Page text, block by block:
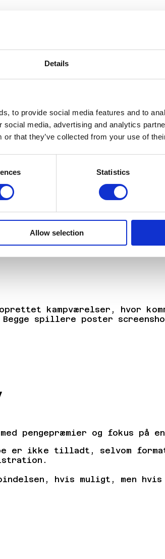
Details
to provide social media features and to
media, advertising and analytics
or that they’ve collected from your use of
Statistics
Allow selection
deltagere
kampværelser, hvor
spillere poster
pengepræmier og fokus på
er ikke tilladt, selvom
hvis muligt, men hvis